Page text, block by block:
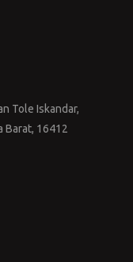
Tole Iskandar,
Barat, 16412